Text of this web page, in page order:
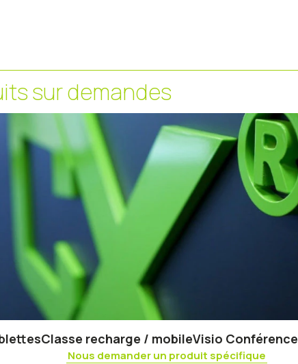
sur demandes
Classe recharge / mobileVisio Conférence
Nous demander un produit spécifique